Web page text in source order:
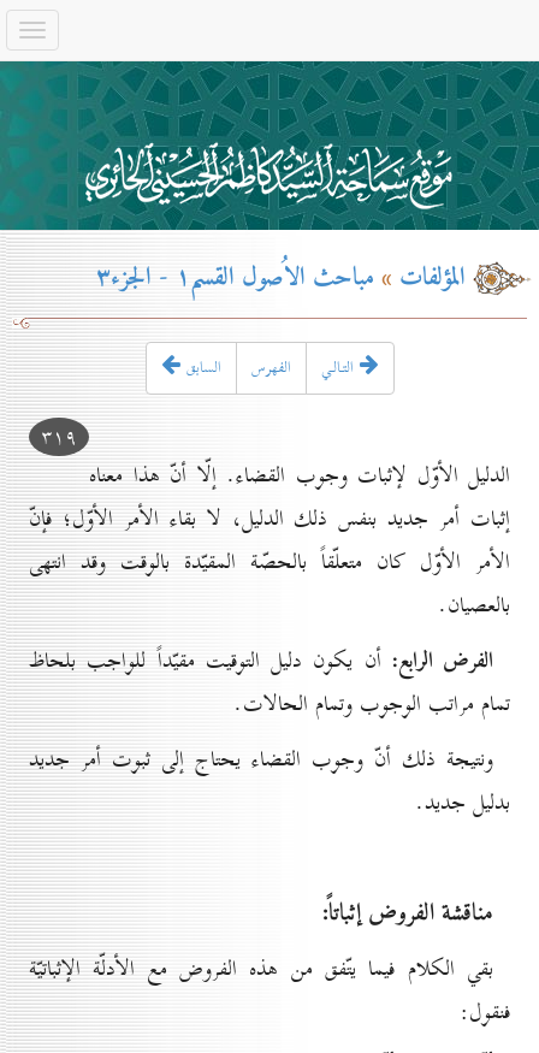
المؤلفات»مباحث الاُصول القسم۱ - الجزء۳
السابق الفهرس التـالـي
۳۱۹
الدليل الأوّل لإثبات وجوب القضاء. إلّا أنّ هذا معناه
إثبات أمر جديد بنفس ذلك الدليل، لا بقاء الأمر الأوّل؛ فإنّ
الأمر الأوّل كان متعلّقاً بالحصّة المقيّدة بالوقت وقد انتهى
بالعصيان.
الفرض الرابع: أن يكون دليل التوقيت مقيّداً للواجب بلحاظ
تمام مراتب الوجوب وتمام الحالات.
ونتيجة ذلك أنّ وجوب القضاء يحتاج إلى ثبوت أمر جديد
بدليل جديد.
مناقشة الفروض إثباتاً:
بقي الكلام فيما يتّفق من هذه الفروض مع الأدلّة الإثباتيّة
فنقول: